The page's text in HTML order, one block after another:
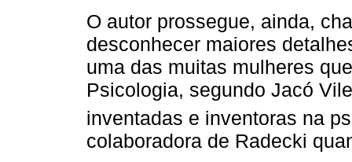
O autor prossegue, ainda,
desconhecer maiores
uma das muitas mulheres
Psicologia, segundo Jacó
inventadas e inventoras na
colaboradora de Radecki